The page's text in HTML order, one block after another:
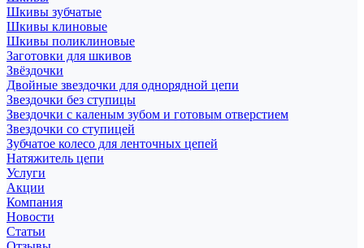
Шкивы зубчатые
Шкивы клиновые
Шкивы поликлиновые
Заготовки для шкивов
Звёздочки
Двойные звездочки для однорядной цепи
Звездочки без ступицы
Звездочки с каленым зубом и готовым отверстием
Звездочки со ступицей
Зубчатое колесо для ленточных цепей
Натяжитель цепи
Услуги
Акции
Компания
Новости
Статьи